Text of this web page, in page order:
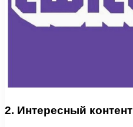
2. Интересный контент